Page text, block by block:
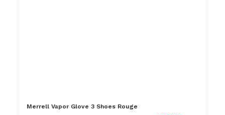
Merrell Vapor Glove 3 Shoes Rouge